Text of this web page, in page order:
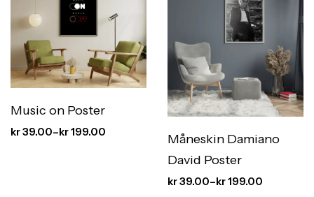
Music on Poster
kr39.00–kr199.00
Måneskin Damiano
David Poster
kr39.00–kr199.00